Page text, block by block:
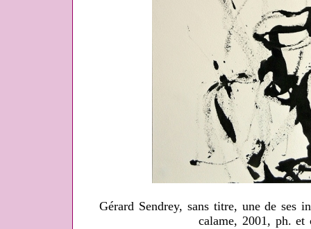
Gérard Sendrey, sans titre, une de ses
calame, 2001, ph.